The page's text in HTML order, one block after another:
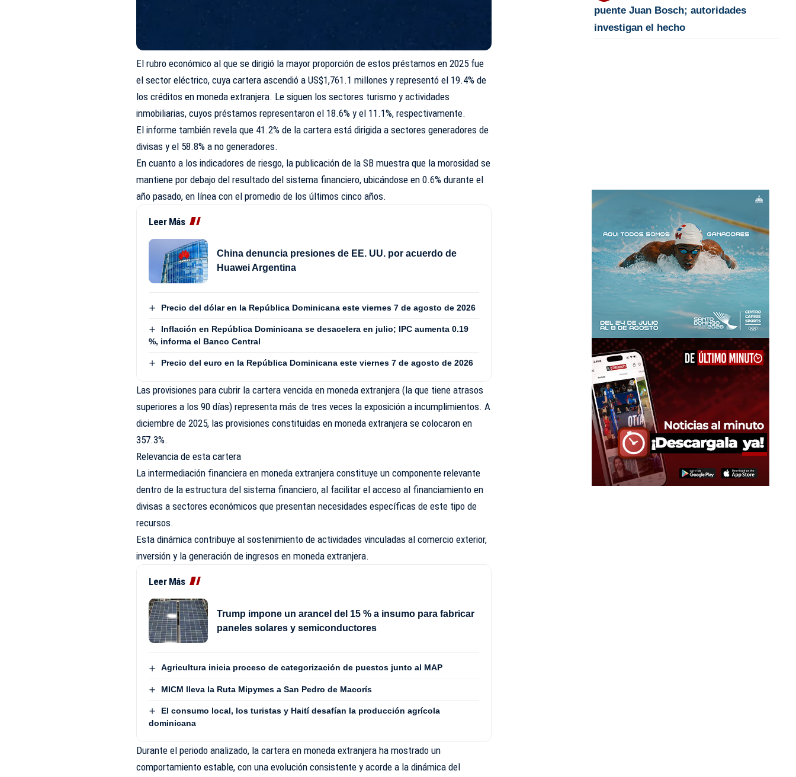
El rubro económico al que se dirigió la mayor proporción de estos préstamos en 2025 fue
el sector eléctrico, cuya cartera ascendió a US$1,761.1 millones y representó el 19.4% de
los créditos en moneda extranjera. Le siguen los sectores turismo y actividades
inmobiliarias, cuyos préstamos representaron el 18.6% y el 11.1%, respectivamente.
El informe también revela que 41.2% de la cartera está dirigida a sectores generadores de
divisas y el 58.8% a no generadores.
En cuanto a los indicadores de riesgo, la publicación de la SB muestra que la morosidad se
mantiene por debajo del resultado del sistema financiero, ubicándose en 0.6% durante el
año pasado, en línea con el promedio de los últimos cinco años.
Leer Más
China denuncia presiones de EE. UU. por acuerdo de
Huawei Argentina
Precio del dólar en la República Dominicana este viernes 7 de agosto de 2026
Inflación en República Dominicana se desacelera en julio; IPC aumenta 0.19
%, informa el Banco Central
Precio del euro en la República Dominicana este viernes 7 de agosto de 2026
Las provisiones para cubrir la cartera vencida en moneda extranjera (la que tiene atrasos
superiores a los 90 días) representa más de tres veces la exposición a incumplimientos. A
diciembre de 2025, las provisiones constituidas en moneda extranjera se colocaron en
357.3%.
Relevancia de esta cartera
La intermediación financiera en moneda extranjera constituye un componente relevante
dentro de la estructura del sistema financiero, al facilitar el acceso al financiamiento en
divisas a sectores económicos que presentan necesidades específicas de este tipo de
recursos.
Esta dinámica contribuye al sostenimiento de actividades vinculadas al comercio exterior,
inversión y la generación de ingresos en moneda extranjera.
Leer Más
Trump impone un arancel del 15 % a insumo para fabricar
paneles solares y semiconductores
Agricultura inicia proceso de categorización de puestos junto al MAP
MICM lleva la Ruta Mipymes a San Pedro de Macorís
El consumo local, los turistas y Haití desafían la producción agrícola
dominicana
Durante el periodo analizado, la cartera en moneda extranjera ha mostrado un
comportamiento estable, con una evolución consistente y acorde a la dinámica del
puente Juan Bosch; autoridades
investigan el hecho